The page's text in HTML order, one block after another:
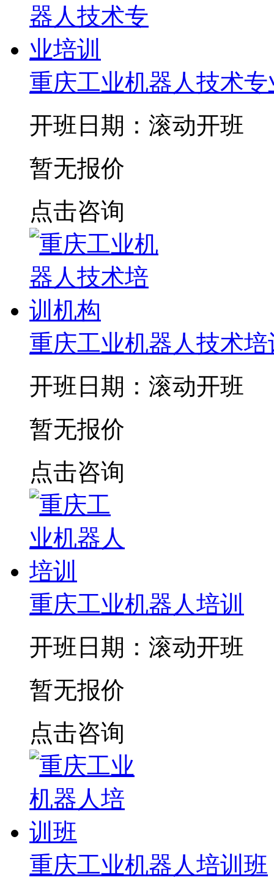
重庆工业机器人技术
开班日期：滚动开班
暂无报价
点击咨询
重庆工业机器人技术
开班日期：滚动开班
暂无报价
点击咨询
重庆工业机器人培训
开班日期：滚动开班
暂无报价
点击咨询
重庆工业机器人培训班